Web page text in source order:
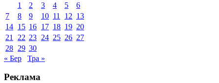
1
2 3 4 5
6
7
8 9 10 11 12 13
14 15 16 17 18 19 20
21
22 23 24 25 26 27
28 29 30
« Бер
Тра »
Реклама